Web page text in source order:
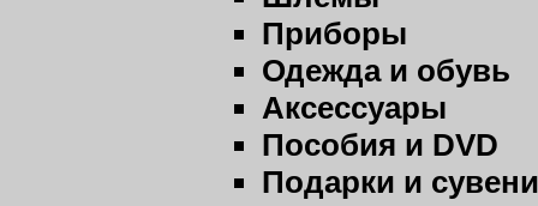
Приборы
Одежда и обувь
Аксессуары
Пособия и DVD
Подарки и